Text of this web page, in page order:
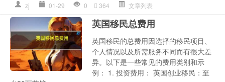
zj 01-29 0 364 文章列表
英国移民总费用
英国移民的总费用因选择的移民项目、
个人情况以及所需服务不同而有很大差
异。以下是一些常见的费用类别和示
例： 1. 投资费用： 英国创业移民：至